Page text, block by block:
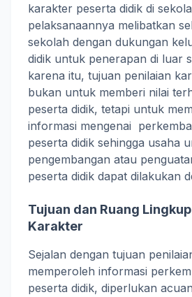
karakter peserta didik di
pelaksanaannya melibatkan
sekolah dengan dukungan
didik untuk penerapan di luar
karena itu, tujuan penilaian
bukan untuk memberi nilai
peserta didik, tetapi untuk
informasi mengenai
peserta didik sehingga usaha
pengembangan atau
peserta didik dapat dilakukan
Tujuan dan Ruang
Karakter
Sejalan dengan tujuan
memperoleh informasi
peserta didik, diperlukan